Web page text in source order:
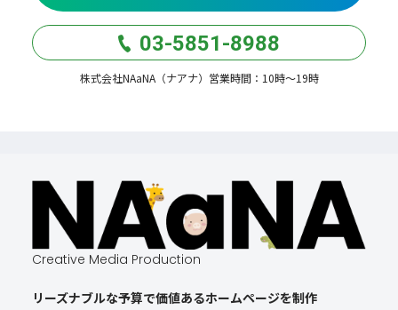
03-5851-8988
株式会社NAaNA（ナアナ）営業時間：10時〜19時
Creative Media Production
リーズナブルな予算で価値あるホームページを制作